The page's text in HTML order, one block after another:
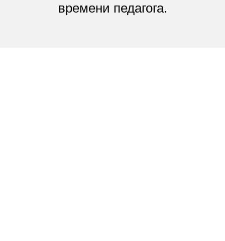
времени педагога.